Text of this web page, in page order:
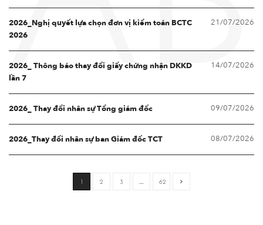
2026_Nghị quyết lựa chọn đơn vị kiểm toán BCTC
2026
21/07/2026
2026_ Thông báo thay đổi giấy chứng nhận DKKD
lần 7
14/07/2026
2026_ Thay đổi nhân sự Tổng giám đốc 09/07/2026
2026_Thay đổi nhân sự ban Giám đốc TCT 08/07/2026
1 2 3 … 62